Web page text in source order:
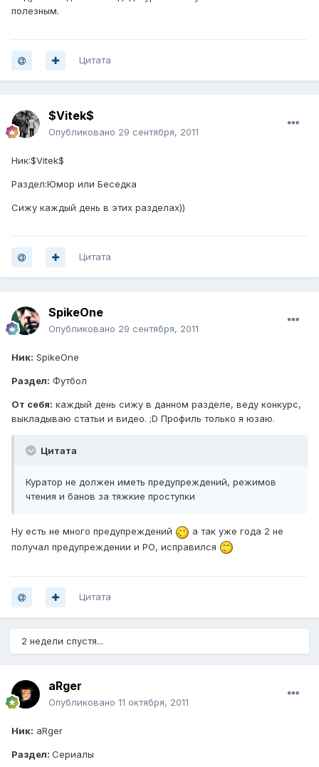
полезным.
Цитата
$Vitek$
Опубликовано 29 сентября, 2011
Ник:$Vitek$
Раздел:Юмор или Беседка
Сижу каждый день в этих разделах))
Цитата
SpikeOne
Опубликовано 29 сентября, 2011
Ник: SpikeOne
Раздел: Футбол
От себя: каждый день сижу в данном разделе, веду конкурс,
выкладываю статьи и видео. ;D Профиль только я юзаю.
Цитата
Куратор не должен иметь предупреждений, режимов
чтения и банов за тяжкие проступки
Ну есть не много предупреждений
а так уже года 2 не
получал предупреждении и РО, исправился
Цитата
2 недели спустя...
aRger
Опубликовано 11 октября, 2011
Ник: aRger
Раздел: Сериалы